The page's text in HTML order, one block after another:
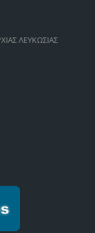
ΛΕΥΚΩΣΙΑΣ